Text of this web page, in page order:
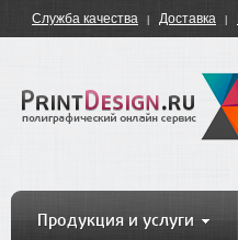
Служба качества Доставка
Продукция и услуги